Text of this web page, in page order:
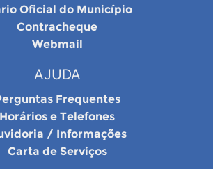
Oficial do Município
Contracheque
Webmail
AJUDA
Frequentes
Horários e Telefones
/ Informações
Carta de Serviços